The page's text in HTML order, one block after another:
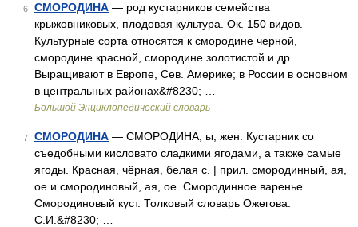
6 СМОРОДИНА — род кустарников семейства
крыжовниковых, плодовая культура. Ок. 150 видов.
Культурные сорта относятся к смородине черной,
смородине красной, смородине золотистой и др.
Выращивают в Европе, Сев. Америке; в России в основном
в центральных районах&#8230; …
Большой Энциклопедический словарь
7 СМОРОДИНА — СМОРОДИНА, ы, жен. Кустарник со
съедобными кисловато сладкими ягодами, а также самые
ягоды. Красная, чёрная, белая с. | прил. смородинный, ая,
ое и смородиновый, ая, ое. Смородинное варенье.
Смородиновый куст. Толковый словарь Ожегова.
С.И.&#8230; …